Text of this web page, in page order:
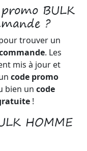
BULK
?
trouver un
. Les
mis à jour et
code promo
bien un code
!
HOMME